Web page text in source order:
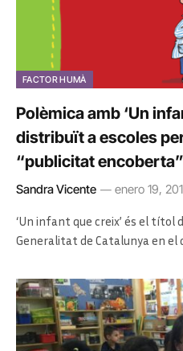
FACTOR HUMÀ
Polèmica amb ‘Un
distribuït a escoles
“publicitat encoberta”
Sandra Vicente enero 19,
‘Un infant que creix’ és el títol
Generalitat de Catalunya en el